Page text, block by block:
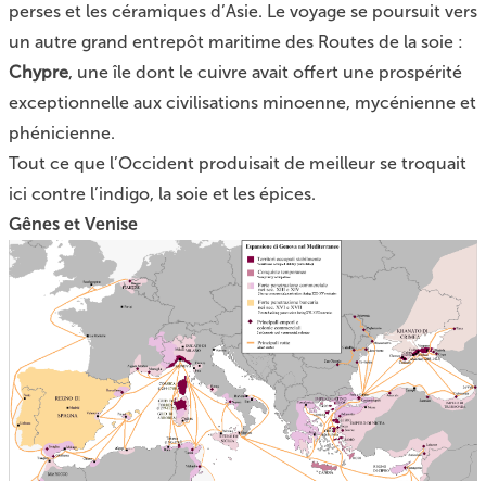
perses et les céramiques d’Asie. Le voyage se poursuit vers
un autre grand entrepôt maritime des Routes de la soie :
Chypre, une île dont le cuivre avait offert une prospérité
exceptionnelle aux civilisations minoenne, mycénienne et
phénicienne.
Tout ce que l’Occident produisait de meilleur se troquait
ici contre l’indigo, la soie et les épices.
Gênes et Venise